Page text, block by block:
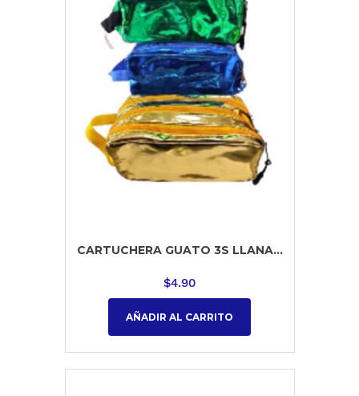
CARTUCHERA GUATO 3S LLANA...
$4.90
AÑADIR AL CARRITO